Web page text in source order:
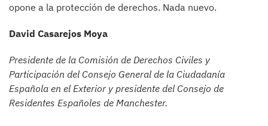
opone a la protección de derechos. Nada nuevo.
David Casarejos Moya
Presidente de la Comisión de Derechos Civiles y
Participación del Consejo General de la Ciudadanía
Española en el Exterior y presidente del Consejo de
Residentes Españoles de Manchester.